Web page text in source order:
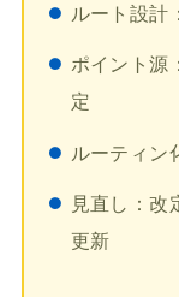
ルート設計
ポイント源
定
ルーティン
見直し：改
更新